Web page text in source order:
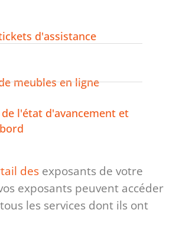
des exposants de votre
exposants peuvent accéder
les services dont ils ont
d'assistance
meubles en ligne
l'état d'avancement et